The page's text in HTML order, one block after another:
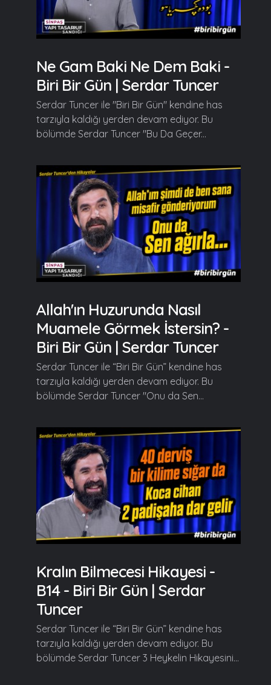
Ne Gam Baki Ne Dem Baki -
Biri Bir Gün | Serdar Tuncer
Serdar Tuncer ile "Biri Bir Gün" kendine has
tarzıyla kaldığı yerden devam ediyor. Bu
bölümde Serdar Tuncer "Bu Da Geçer...
Allah'ın Huzurunda Nasıl
Muamele Görmek İstersin? -
Biri Bir Gün | Serdar Tuncer
Serdar Tuncer ile “Biri Bir Gün” kendine has
tarzıyla kaldığı yerden devam ediyor. Bu
bölümde Serdar Tuncer "Onu da Sen...
Kralın Bilmecesi Hikayesi -
B14 - Biri Bir Gün | Serdar
Tuncer
Serdar Tuncer ile “Biri Bir Gün” kendine has
tarzıyla kaldığı yerden devam ediyor. Bu
bölümde Serdar Tuncer 3 Heykelin Hikayesini...